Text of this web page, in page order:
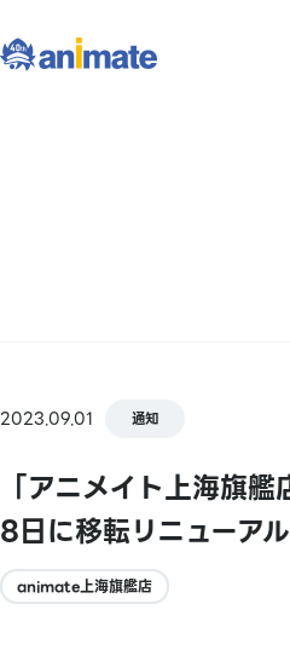
2023.09.01 通知
「アニメイト上海旗
8日に移転リニューア
animate上海旗艦店